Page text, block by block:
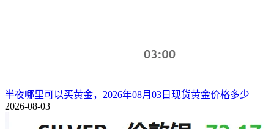
半夜哪里可以买黄金，2026年08月03日现货黄金价格多少
2026-08-03